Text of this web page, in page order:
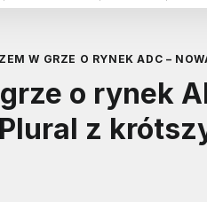
W GRZE O RYNEK ADC –
o rynek
z